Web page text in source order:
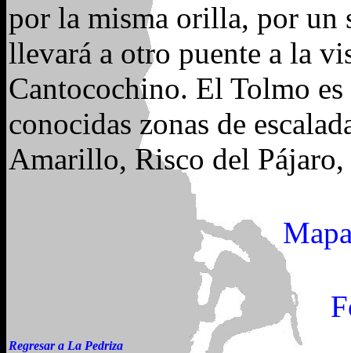
por la misma orilla, por un
llevará a otro puente a la
Cantocochino. El Tolmo
conocidas zonas de
Amarillo, Risco del Pájaro,
Regresar a La Pedriza